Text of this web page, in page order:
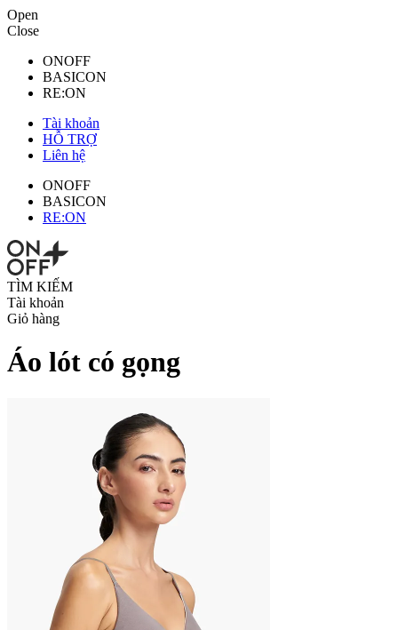
Open
Close
ONOFF
BASICON
RE:ON
Tài khoản
HỖ TRỢ
Liên hệ
ONOFF
BASICON
RE:ON
TÌM KIẾM
Tài khoản
Giỏ hàng
Áo lót có gọng